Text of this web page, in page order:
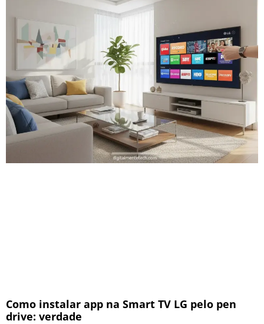
Como instalar app na Smart TV LG pelo pen
drive: verdade